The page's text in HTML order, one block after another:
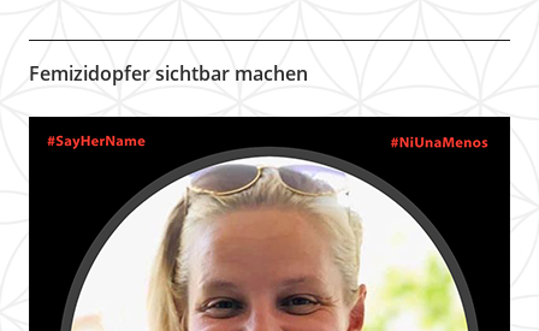
Femizidopfer sichtbar machen